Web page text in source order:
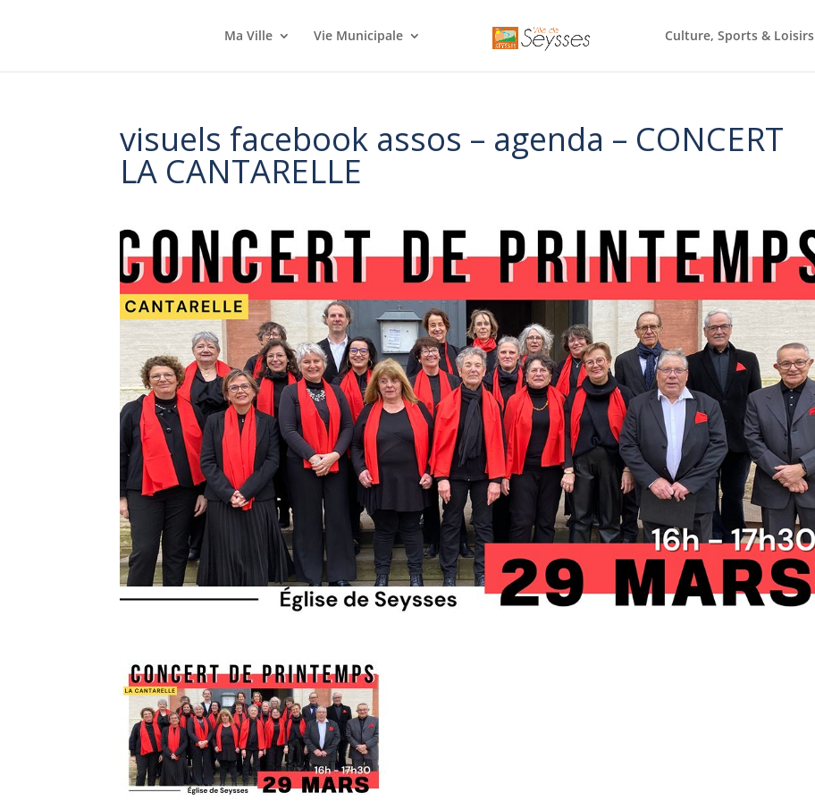
Ma Ville Vie Municipale Culture, Sports & Loisirs
visuels facebook assos – agenda – CONCERT
LA CANTARELLE